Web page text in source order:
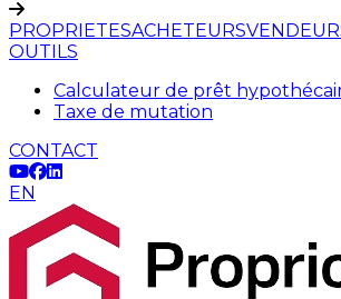
PROPRIETESACHETEURS
OUTILS
Calculateur de prêt
Taxe de mutation
CONTACT
EN